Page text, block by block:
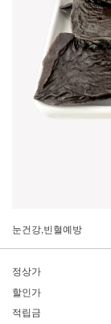
눈건강,빈혈예방
정상가
할인가
적립금